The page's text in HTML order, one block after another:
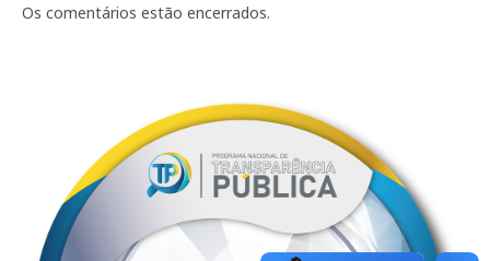
Os comentários estão encerrados.